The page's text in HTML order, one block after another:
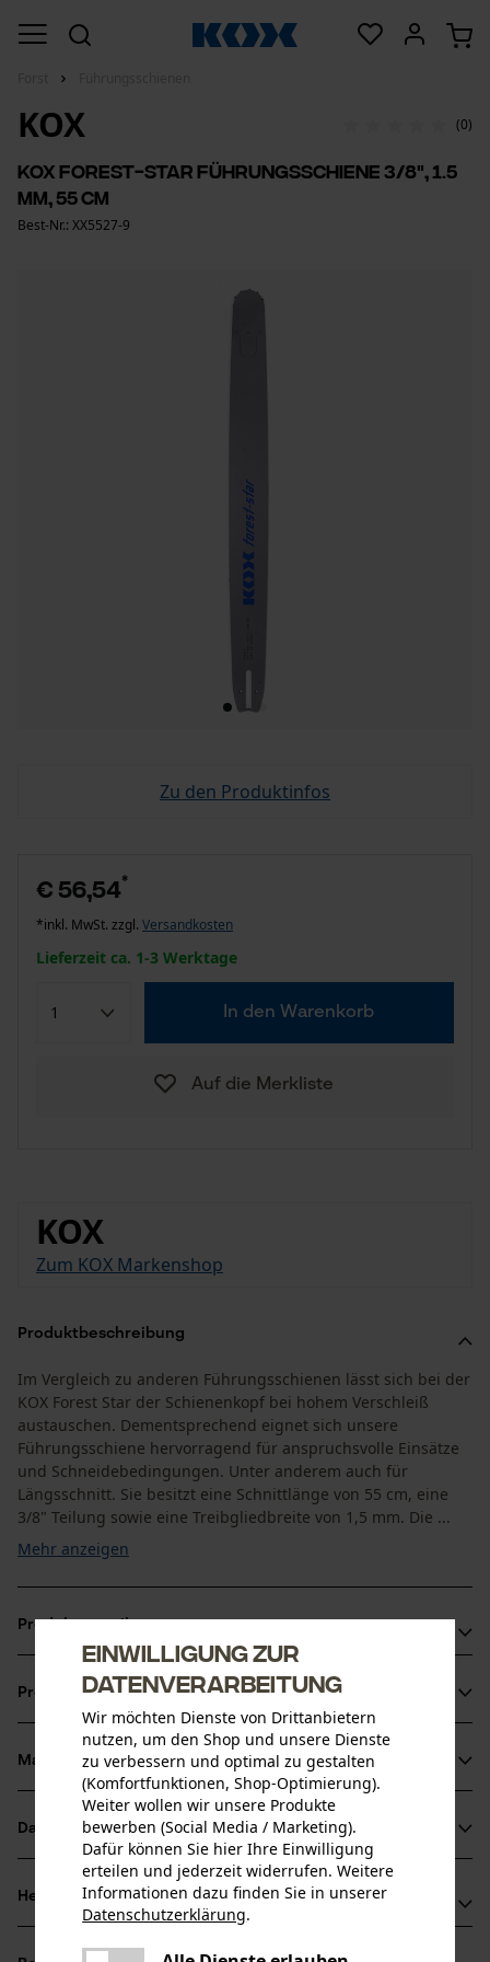
KOX (0)
KOX Forest-Star Führungsschiene 3/8", 1.5
mm, 55 cm
Best-Nr.: XX5527-9
Zu den Produktinfos
€ 56,54*
*inkl. MwSt. zzgl. Versandkosten
Lieferzeit ca. 1-3 Werktage
In den Warenkorb
Auf die Merkliste
KOX
Zum KOX Markenshop
Produktbeschreibung
Im Vergleich zu anderen Führungsschienen lässt sich bei der
KOX Forest Star der Schienenkopf bei hohem Verschleiß
austauschen. Dementsprechend eignet sich unsere
Führungsschiene hervorragend für anspruchsvolle Einsätze
und Schneidebedingungen. Unter anderem auch für
Längsschnitt. Sie besitzt eine Schnittlänge von 55 cm, eine
3/8" Teilung sowie eine Treibgliedbreite von 1,5 mm. Die ...
Mehr anzeigen
Produktvorteile
Für alle Schneidbedingungen geeignet
der Ölzufuhr reduziert, dadurch verbesserte Schmierung
von Schiene und Sägekette
Bei Verschleiß des Umlenksterns kann der Schienenkopf
selbst ausgetauscht werden
Produktinformationen
Produktdetails
Aktivitätstyp
Altersgruppe
Erwachsener
Material & Pflege
Material
Hauptmaterial
Datenblätter
Produktsicherheitsdatenblatt (PDF)
Herstellerinformationen
Einwilligung zur
Datenverarbeitung
Wir möchten Dienste von Drittanbietern
nutzen, um den Shop und unsere Dienste
zu verbessern und optimal zu gestalten
(Komfortfunktionen, Shop-Optimierung).
Weiter wollen wir unsere Produkte
bewerben (Social Media / Marketing).
Dafür können Sie hier Ihre Einwilligung
erteilen und jederzeit widerrufen. Weitere
Informationen dazu finden Sie in unserer
Datenschutzerklärung.
Es ist ein Fehler aufgetreten. Bitte